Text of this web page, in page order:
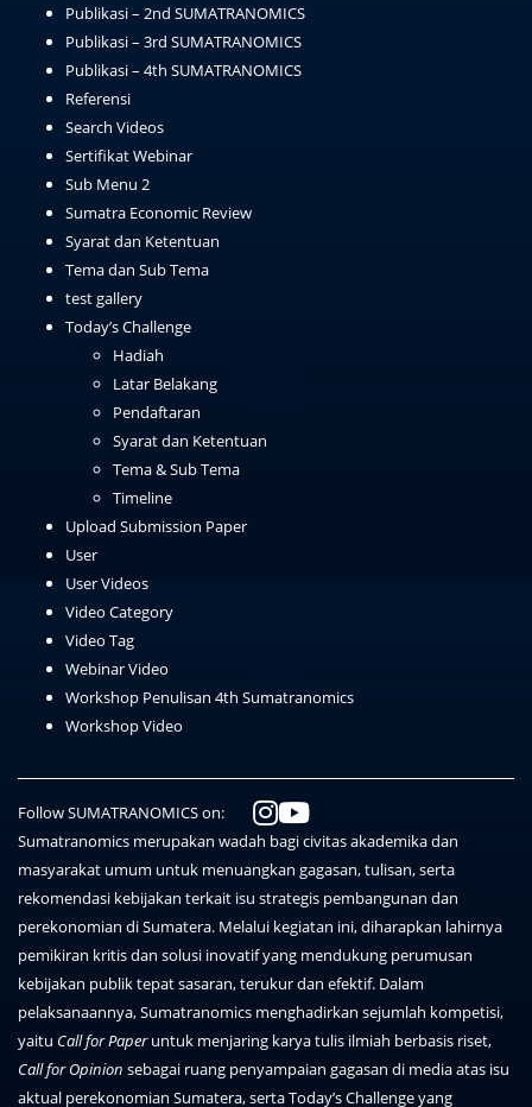
Publikasi – 2nd SUMATRANOMICS
Publikasi – 3rd SUMATRANOMICS
Publikasi – 4th SUMATRANOMICS
Referensi
Search Videos
Sertifikat Webinar
Sub Menu 2
Sumatra Economic Review
Syarat dan Ketentuan
Tema dan Sub Tema
test gallery
Today’s Challenge
Hadiah
Latar Belakang
Pendaftaran
Syarat dan Ketentuan
Tema & Sub Tema
Timeline
Upload Submission Paper
User
User Videos
Video Category
Video Tag
Webinar Video
Workshop Penulisan 4th Sumatranomics
Workshop Video
Follow SUMATRANOMICS on:
Sumatranomics merupakan wadah bagi civitas akademika dan
masyarakat umum untuk menuangkan gagasan, tulisan, serta
rekomendasi kebijakan terkait isu strategis pembangunan dan
perekonomian di Sumatera. Melalui kegiatan ini, diharapkan lahirnya
pemikiran kritis dan solusi inovatif yang mendukung perumusan
kebijakan publik tepat sasaran, terukur dan efektif. Dalam
pelaksanaannya, Sumatranomics menghadirkan sejumlah kompetisi,
yaitu Call for Paperuntuk menjaring karya tulis ilmiah berbasis riset,
Call for Opinion sebagai ruang penyampaian gagasan di media atas isu
aktual perekonomian Sumatera, serta Today’s Challenge yang